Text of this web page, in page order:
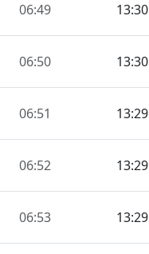
06:49 13:30
06:50 13:30
06:51 13:29
06:52 13:29
06:53 13:29